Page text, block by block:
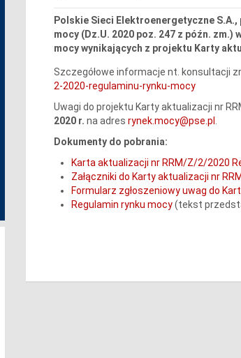
Polskie Sieci Elektroenergetyczne
mocy (Dz.U. 2020 poz. 247 z późn.
mocy wynikających z projektu Karty
Szczegółowe informacje nt. konsultacji
2-2020-regulaminu-rynku-mocy
Uwagi do projektu Karty aktualizacji nr
2020 r. na adres rynek.mocy@pse.pl
Dokumenty do pobrania:
Karta aktualizacji nr RRM/Z/2/2020
Załączniki do Karty aktualizacji nr
Formularz zgłoszeniowy uwag do
Regulamin rynku mocy(tekst